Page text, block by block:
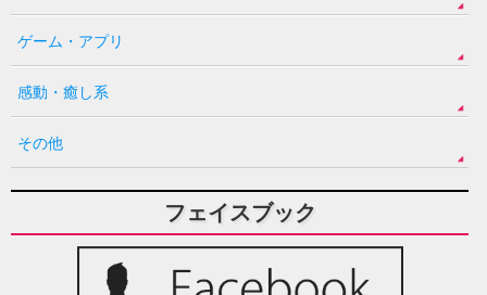
ゲーム・アプリ
感動・癒し系
その他
フェイスブック